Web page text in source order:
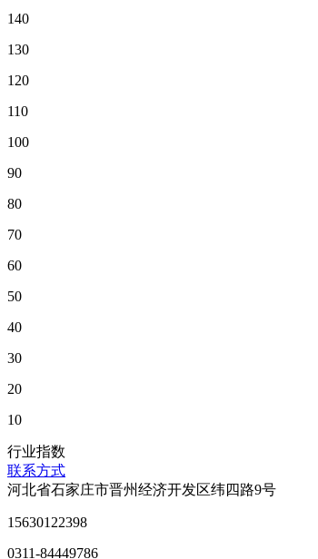
140
130
120
110
100
90
80
70
60
50
40
30
20
10
行业指数
联系方式
河北省石家庄市晋州经济开发区纬四路9号
15630122398
0311-84449786